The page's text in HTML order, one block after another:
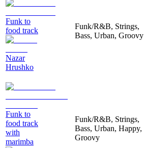
Funk to
food track
Nazar
Hrushko
Funk/R&B, Strings,
Bass, Urban, Groovy
Funk to
food track
with
marimba
Funk/R&B, Strings,
Bass, Urban, Happy,
Groovy